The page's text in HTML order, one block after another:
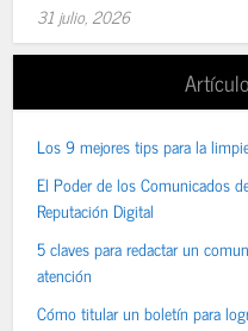
31 julio, 2026
Los 9 mejores tips para la
El Poder de los Comunicados
Reputación Digital
5 claves para redactar un
atención
Cómo titular un boletín para